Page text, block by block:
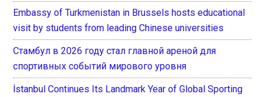
Embassy of Turkmenistan in Brussels hosts educational
visit by students from leading Chinese universities
Стамбул в 2026 году стал главной ареной для
спортивных событий мирового уровня
İstanbul Continues Its Landmark Year of Global Sporting